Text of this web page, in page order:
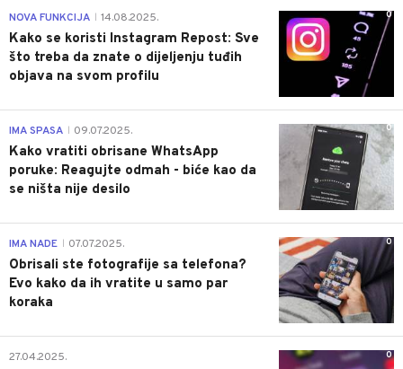
0
NOVA FUNKCIJA 14.08.2025.
Kako se koristi Instagram Repost: Sve
što treba da znate o dijeljenju tuđih
objava na svom profilu
0
IMA SPASA 09.07.2025.
Kako vratiti obrisane WhatsApp
poruke: Reagujte odmah - biće kao da
se ništa nije desilo
0
IMA NADE 07.07.2025.
Obrisali ste fotografije sa telefona?
Evo kako da ih vratite u samo par
koraka
0
27.04.2025.